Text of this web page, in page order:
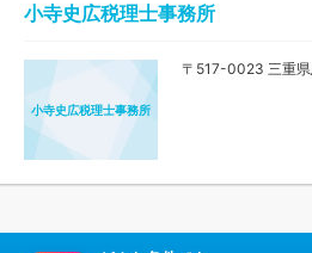
小寺史広税理士事務所
小寺史広税理士事務所
〒517-0023 三重県